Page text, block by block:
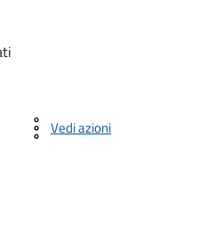
Vedi azioni